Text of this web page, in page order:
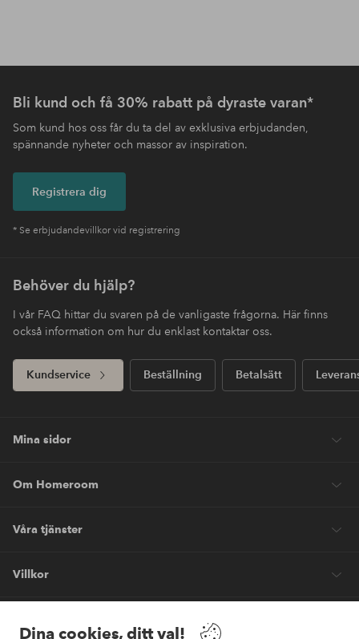
Dina cookies, ditt val!
Bli kund och få 30% rabatt på dyraste varan*
Som kund hos oss får du ta del av exklusiva erbjudanden,
spännande nyheter och massor av inspiration.
Registrera dig
* Se erbjudandevillkor vid registrering
Behöver du hjälp?
I vår FAQ hittar du svaren på de vanligaste frågorna. Här finns
också information om hur du enklast kontaktar oss.
Kundservice Beställning Betalsätt
Mina sidor
Om Homeroom
Våra tjänster
Villkor